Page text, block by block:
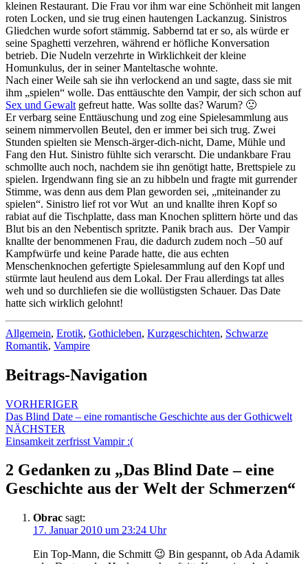
kleinen Restaurant. Die Frau vor ihm war eine Schönheit mit langen
roten Locken, und sie trug einen hautengen Lackanzug. Sinistros
Gliedchen wurde sofort stämmig. Sabbernd tat er so, als würde er
seine Spaghetti verzehren, während er höfliche Konversation
betrieb. Die Nudeln verzehrte in Wirklichkeit der kleine
Homunkulus, der in seiner Manteltasche wohnte.
Nach einer Weile sah sie ihn verlockend an und sagte, dass sie mit
ihm „spielen“ wolle. Das enttäuschte den Vampir, der sich schon auf
Sex und Gewalt gefreut hatte. Was sollte das? Warum? 🙁
Er verbarg seine Enttäuschung und zog eine Spielesammlung aus
seinem nimmervollen Beutel, den er immer bei sich trug. Zwei
Stunden spielten sie Mensch-ärger-dich-nicht, Dame, Mühle und
Fang den Hut. Sinistro fühlte sich verarscht. Die undankbare Frau
schmollte auch noch, nachdem sie ihn genötigt hatte, Brettspiele zu
spielen. Irgendwann fing sie an zu hibbeln und fragte mit gurrender
Stimme, was denn aus dem Plan geworden sei, „miteinander zu
spielen“. Sinistro lief rot vor Wut an und knallte ihren Kopf so
rabiat auf die Tischplatte, dass man Knochen splittern hörte und das
Blut bis an den Nebentisch spritzte. Panik brach aus. Der Vampir
knallte der benommenen Frau, die dadurch zudem noch –50 auf
Kampfwürfe und keine Parade hatte, die aus echten
Menschenknochen gefertigte Spielesammlung auf den Kopf und
stürmte laut heulend aus dem Lokal. Der Frau allerdings tat alles
weh und so durchliefen sie die wollüstigsten Schauer. Das Date
hatte sich wirklich gelohnt!
Allgemein, Erotik, Gothicleben, Kurzgeschichten, Schwarze
Romantik, Vampire
Beitrags-Navigation
VORHERIGER
Das Blind Date – eine romantische Geschichte aus der Gothicwelt
NÄCHSTER
Einsamkeit zerfrisst Vampir :(
2 Gedanken zu „Das Blind Date – eine
Geschichte aus der Welt der Schmerzen“
Obrac sagt:
17. Januar 2010 um 23:24 Uhr
Ein Top-Mann, die Schmitt 😉 Bin gespannt, ob Ada Adamik